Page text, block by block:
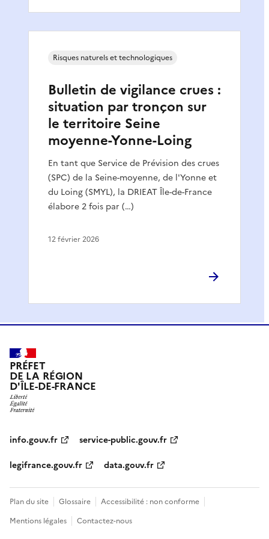
Bulletin de vigilance crues :
situation par tronçon sur
le territoire Seine
moyenne-Yonne-Loing
En tant que Service de Prévision des crues
(SPC) de la Seine-moyenne, de l'Yonne et
du Loing (SMYL), la DRIEAT Île-de-France
élabore 2 fois par (…)
Risques naturels et technologiques
12 février 2026
PRÉFET
DE LA RÉGION
D'ÎLE-DE-FRANCE
info.gouv.fr
service-public.gouv.fr
legifrance.gouv.fr
data.gouv.fr
Plan du site Glossaire
Accessibilité : non conforme
Mentions légales
Contactez-nous